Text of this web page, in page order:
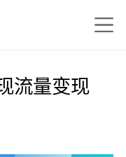
流量变现